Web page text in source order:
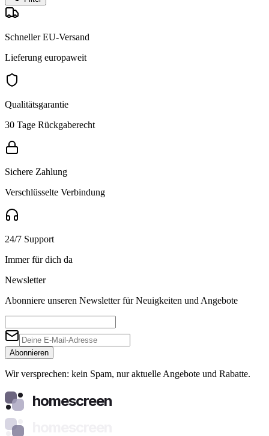
Schneller EU-Versand
Lieferung europaweit
Qualitätsgarantie
30 Tage Rückgaberecht
Sichere Zahlung
Verschlüsselte Verbindung
24/7 Support
Immer für dich da
Newsletter
Abonniere unseren Newsletter für Neuigkeiten und Angebote
Abonnieren
Wir versprechen: kein Spam, nur aktuelle Angebote und Rabatte.
homescreen